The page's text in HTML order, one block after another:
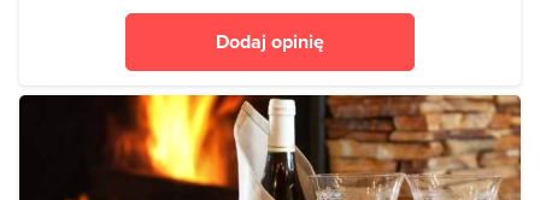
Dodaj opinię